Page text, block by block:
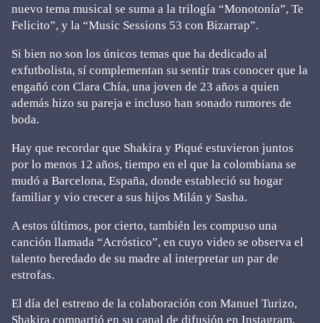
nuevo tema musical se suma a la trilogía “Monotonía”, Te
Felicito”, y la “Music Sessions 53 con Bizarrap”.
Si bien no son los únicos temas que ha dedicado al
exfutbolista, sí complementan su sentir tras conocer que la
engañó con Clara Chía, una joven de 23 años a quien
además hizo su pareja e incluso han sonado rumores de
boda.
Hay que recordar que Shakira y Piqué estuvieron juntos
por lo menos 12 años, tiempo en el que la colombiana se
mudó a Barcelona, España, donde estableció su hogar
familiar y vio crecer a sus hijos Milán y Sasha.
A estos últimos, por cierto, también les compuso una
canción llamada “Acróstico”, en cuyo video se observa el
talento heredado de su madre al interpretar un par de
estrofas.
El día del estreno de la colaboración con Manuel Turizo,
Shakira compartió en su canal de difusión en Instagram,